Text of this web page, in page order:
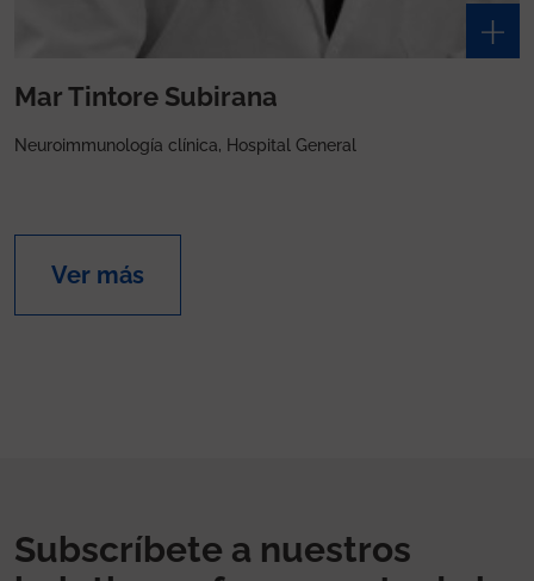
Mar Tintore Subirana
Neuroimmunología clínica, Hospital General
Ver más
Subscríbete a nuestros